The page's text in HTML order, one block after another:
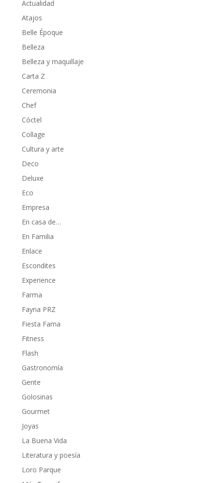
Actualidad
Atajos
Belle Époque
Belleza
Belleza y maquillaje
Carta Z
Ceremonia
Chef
Cóctel
Collage
Cultura y arte
Deco
Deluxe
Eco
Empresa
En casa de…
En Familia
Enlace
Escondites
Experience
Farma
Fayna PRZ
Fiesta Fama
Fitness
Flash
Gastronomía
Gente
Golosinas
Gourmet
Joyas
La Buena Vida
Literatura y poesía
Loro Parque